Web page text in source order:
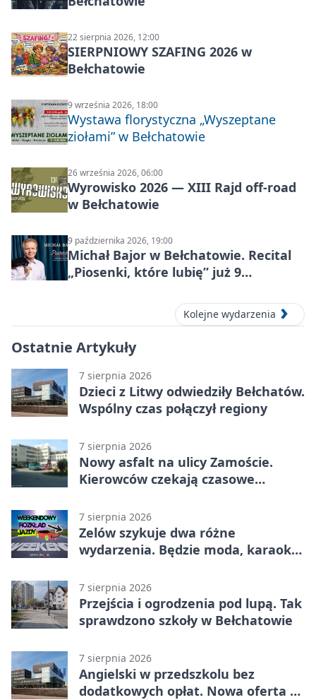
22 sierpnia 2026, 12:00
SIERPNIOWY SZAFING 2026 w
Bełchatowie
9 września 2026, 18:00
Wystawa florystyczna „Wyszeptane
ziołami” w Bełchatowie
26 września 2026, 06:00
Wyrowisko 2026 — XIII Rajd off‑road
w Bełchatowie
9 października 2026, 19:00
Michał Bajor w Bełchatowie. Recital
„Piosenki, które lubię” już 9
Kolejne wydarzenia
Ostatnie Artykuły
7 sierpnia 2026
Dzieci z Litwy odwiedziły Bełchatów.
Wspólny czas połączył regiony
7 sierpnia 2026
Nowy asfalt na ulicy Zamoście.
Kierowców czekają czasowe
7 sierpnia 2026
Zelów szykuje dwa różne
wydarzenia. Będzie moda, karaoke
7 sierpnia 2026
Przejścia i ogrodzenia pod lupą. Tak
sprawdzono szkoły w Bełchatowie
7 sierpnia 2026
Angielski w przedszkolu bez
dodatkowych opłat. Nowa oferta w